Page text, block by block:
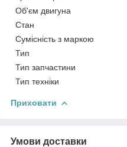
Об'єм двигуна
Стан
Сумісність з маркою
Тип
Тип запчастини
Тип техніки
Приховати
Умови доставки